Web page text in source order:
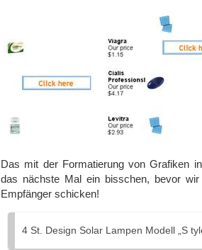
Das mit der Formatierung von Grafiken
das nächste Mal ein bisschen, bevor
Empfänger schicken!
4 St. Design Solar Lampen Modell „S